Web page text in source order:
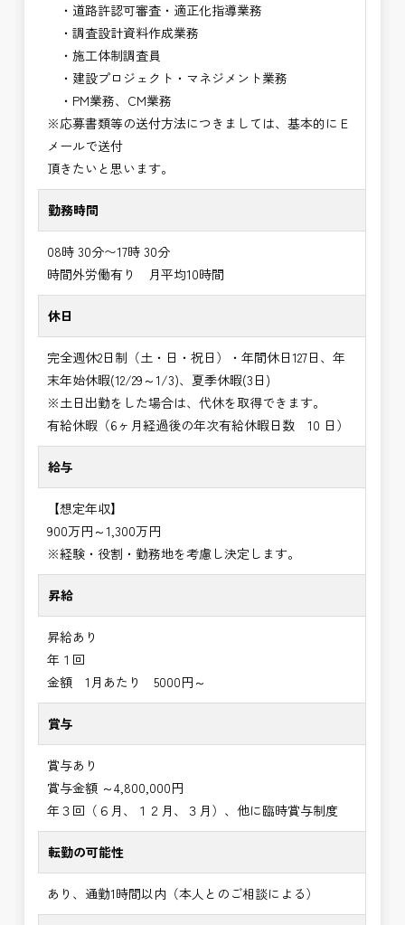
・道路許認可審査・適正化指導業務
・調査設計資料作成業務
・施工体制調査員
・建設プロジェクト・マネジメント業務
・PM業務、CM業務
※応募書類等の送付方法につきましては、基本的にＥ
メールで送付
頂きたいと思います。
勤務時間
08時 30分〜17時 30分
時間外労働有り 月平均10時間
休日
完全週休2日制（土・日・祝日）・年間休日127日、年
末年始休暇(12/29～1/3)、夏季休暇(3日)
※土日出勤をした場合は、代休を取得できます。
有給休暇（6ヶ月経過後の年次有給休暇日数 10 日）
給与
【想定年収】
900万円～1,300万円
※経験・役割・勤務地を考慮し決定します。
昇給
昇給あり
年１回
金額 1月あたり 5000円～
賞与
賞与あり
賞与金額 ～4,800,000円
年３回（６月、１２月、３月）、他に臨時賞与制度
転勤の可能性
あり、通勤1時間以内（本人とのご相談による）